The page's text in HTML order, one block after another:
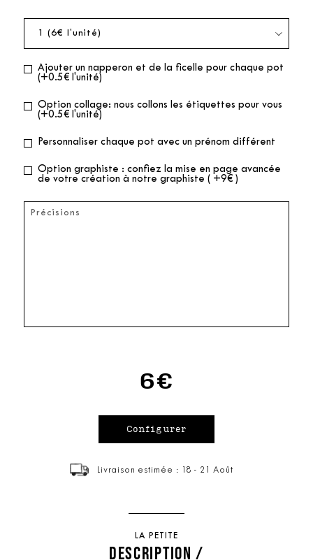
Ajouter un napperon et de la ficelle pour chaque pot
(+0.5€ l'unité)
Option collage: nous collons les étiquettes pour vous
(+0.5€ l'unité)
Personnaliser chaque pot avec un prénom différent
Option graphiste : confiez la mise en page avancée
de votre création à notre graphiste ( +9€ )
6€
Livraison estimée : 18 - 21 Août
LA PETITE
DESCRIPTION /